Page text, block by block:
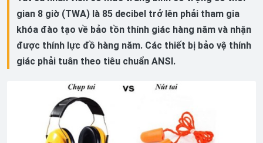
gian 8 giờ (TWA) là 85 decibel trở lên phải tham gia
khóa đào tạo về bảo tồn thính giác hàng năm và nhận
được thính lực đồ hàng năm. Các thiết bị bảo vệ thính
giác phải tuân theo tiêu chuẩn ANSI.